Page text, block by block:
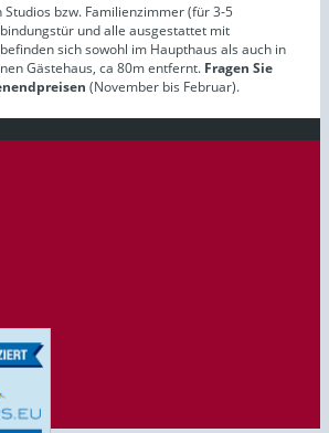
bzw. Familienzimmer (für 3-5
und alle ausgestattet mit
sich sowohl im Haupthaus als auch in
Gästehaus, ca 80m entfernt. Fragen Sie
(November bis Februar).